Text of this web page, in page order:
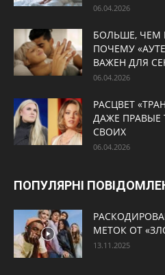
06.04.2026
БОЛЬШЕ, ЧЕМ
ПОЧЕМУ
ВАЖЕН ДЛЯ
06.04.2026
РАСЦВЕТ
ДАЖЕ ПРАВЫЕ
СВОИХ
06.04.2026
ПОПУЛЯРНІ
МЕТОК ОТ
13.11.2025